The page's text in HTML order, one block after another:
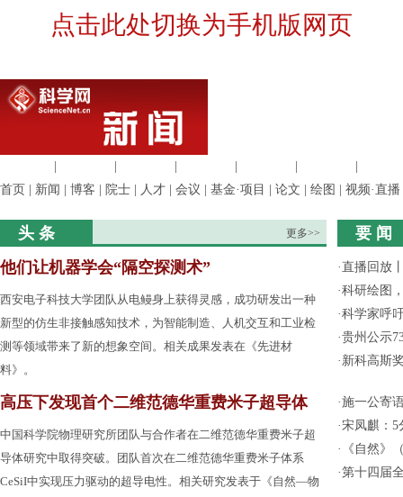
点击此处切换为手机版网页
首页
新闻 博客 院士 人才 会议 基金·项目 论文 绘图 视频·直播
头 条 更多>>
他们让机器学会“隔空探测术”
西安电子科技大学团队从电鳗身上获得灵感，成功研发出一种
新型的仿生非接触感知技术，为智能制造、人机交互和工业检
测等领域带来了新的想象空间。相关成果发表在《先进材
料》。
高压下发现首个二维范德华重费米子超导体
中国科学院物理研究所团队与合作者在二维范德华重费米子超
导体研究中取得突破。团队首次在二维范德华重费米子体系
CeSiI中实现压力驱动的超导电性。相关研究发表于《自然—物
要 闻
·直播回放
·科研绘图
·科学家呼
·贵州公示
· 新科高斯
·施一公寄
·宋凤麒：5
·
《自然》
·第十四届